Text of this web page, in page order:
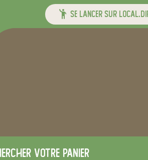
se lancer sur
votre panier